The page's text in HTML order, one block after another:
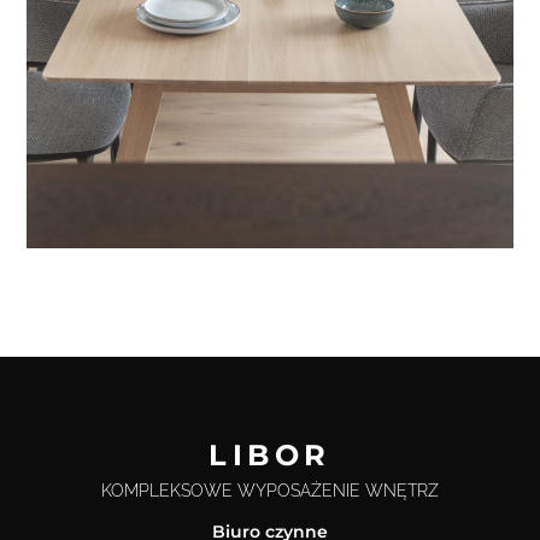
LIBOR
KOMPLEKSOWE WYPOSAŻENIE WNĘTRZ
Biuro czynne